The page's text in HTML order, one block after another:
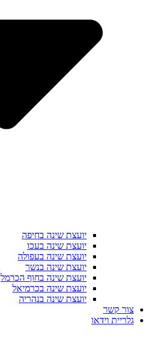
יועצת שינה בחיפה
יועצת שינה בעכו
יועצת שינה בעפולה
יועצת שינה בנשר
יועצת שינה בחוף הכרמל
יועצת שינה בכרמיאל
יועצת שינה בנהריה
צור קשר
גלריית וידאו